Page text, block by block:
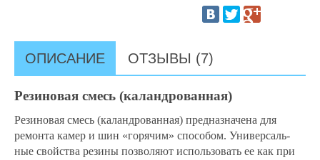
ОПИСАНИЕ ОТЗЫВЫ (7)
Резиновая смесь (каландрованная)
Резиновая смесь (каландрованная) предназначена для
ремонта камер и шин «горячим» способом. Универсаль-
ные свойства резины позволяют использовать ее как при